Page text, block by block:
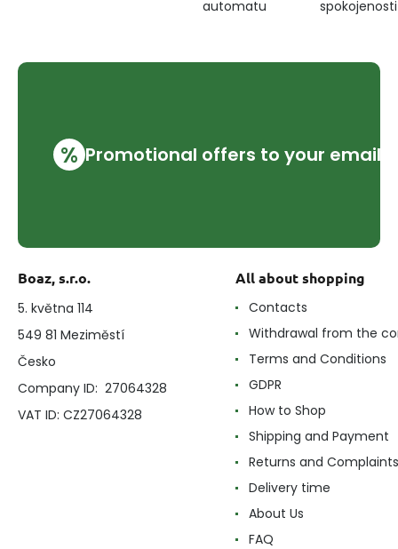
automatu
spokojenosti
% Promotional offers to your email
Boaz, s.r.o.
5. května 114
549 81 Meziměstí
Česko
Company ID: 27064328
VAT ID: CZ27064328
All about shopping
Contacts
Withdrawal from the
Terms and Conditions
GDPR
How to Shop
Shipping and Payment
Returns and Complaints
Delivery time
About Us
FAQ